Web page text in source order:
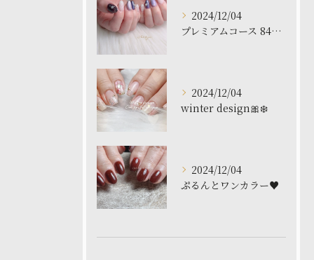
2024/12/04
プレミアムコース 8480円
2024/12/04
winter design🎀❄️
2024/12/04
ぷるんとワンカラー♥️